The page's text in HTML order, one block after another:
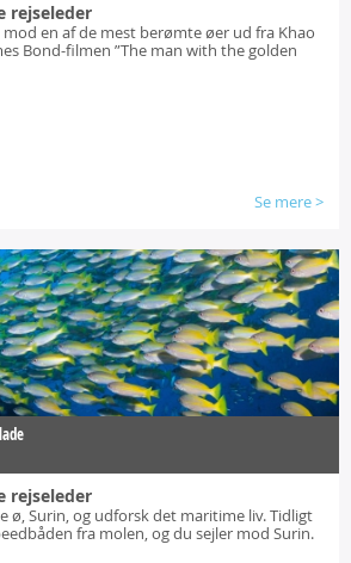
rejseleder
en af de mest berømte øer ud fra Khao
Bond-filmen ”The man with the golden
Se mere>
rejseleder
ø, Surin, og udforsk det maritime liv. Tidligt
fra molen, og du sejler mod Surin.